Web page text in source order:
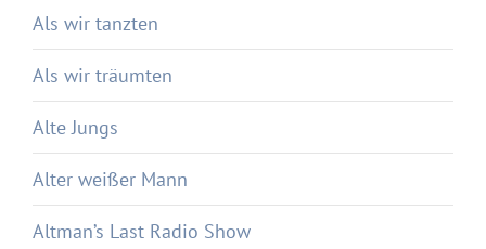
Als wir tanzten
Als wir träumten
Alte Jungs
Alter weißer Mann
Altman’s Last Radio Show